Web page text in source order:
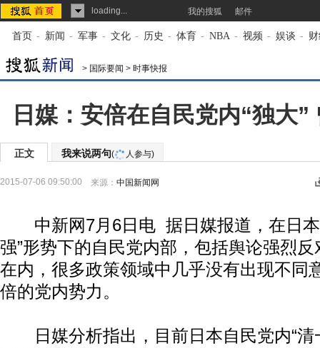
loading... 我的搜狐 邮件
首页 - 新闻 - 军事 - 文化 - 历史 - 体育 - NBA - 视频 - 娱谈 -
> 国际要闻 > 时事快报
日媒：安倍在自民党内“独大”
正文 我来说两句( 人参与)
2015-07-06 09:50:00 来源： 中国新闻网
中新网7月6日电 据日媒报道，在日本
强”形势下的自民党内部，包括舆论强烈
在内，很多政策领域中几乎没有出现不同
倍的党内势力。
日媒分析指出，目前日本自民党内“清